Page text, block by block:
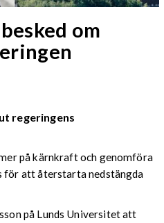
om
regeringens
på kärnkraft och genomföra
för att återstarta nedstängda
på Lunds Universitet att